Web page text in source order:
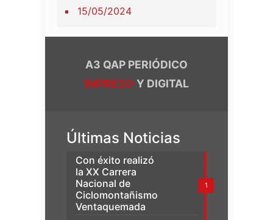
15/05/2024
A3 QAP PERIÓDICO
IMPRESO Y DIGITAL
Últimas Noticias
1
Con éxito realizó
la XX Carrera
Nacional de
Ciclomontañismo
Ventaquemada